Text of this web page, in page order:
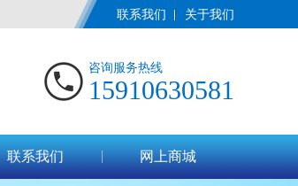
联系我们 关于我们
咨询服务热线
15910630581
联系我们 网上商城